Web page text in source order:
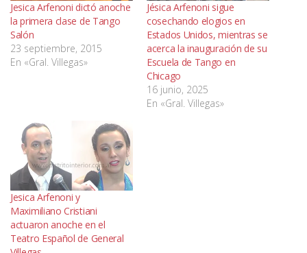
Jesica Arfenoni dictó anoche
la primera clase de Tango
Salón
23 septiembre, 2015
En «Gral. Villegas»
Jésica Arfenoni sigue
cosechando elogios en
Estados Unidos, mientras se
acerca la inauguración de su
Escuela de Tango en
Chicago
16 junio, 2025
En «Gral. Villegas»
Jesica Arfenoni y
Maximiliano Cristiani
actuaron anoche en el
Teatro Español de General